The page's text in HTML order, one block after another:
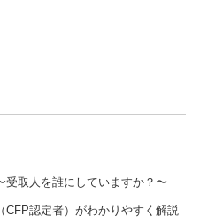
受取人を誰にしていますか？〜
CFP認定者）がわかりやすく解説